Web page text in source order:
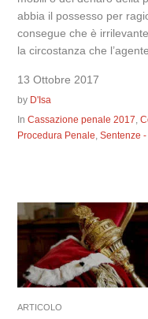
abbia il possesso per
consegue che è
la circostanza che
13 Ottobre 2017
by D'Isa
InCassazione penale 2017,
Procedura Penale,Sentenze
ARTICOLO